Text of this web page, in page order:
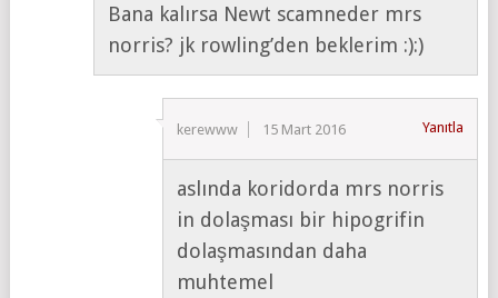
Bana kalırsa Newt scamneder mrs
norris? jk rowling’den beklerim :):)
kerewww 15 Mart 2016 Yanıtla
aslında koridorda mrs norris
in dolaşması bir hipogrifin
dolaşmasından daha
muhtemel